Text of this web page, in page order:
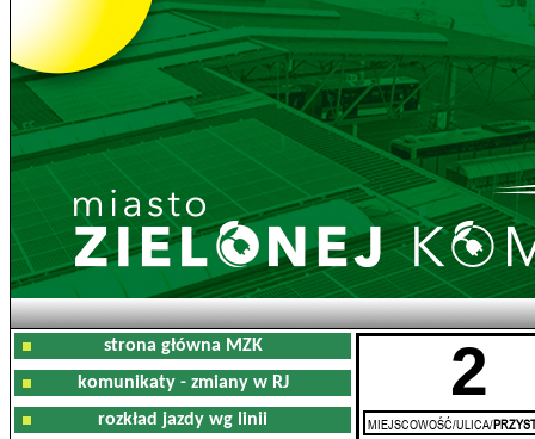
strona główna MZK
komunikaty - zmiany w RJ
rozkład jazdy wg linii
2
MIEJSCOWOŚĆ/ULICA/